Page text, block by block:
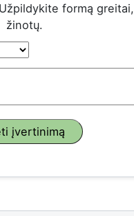
formą
žinotų.